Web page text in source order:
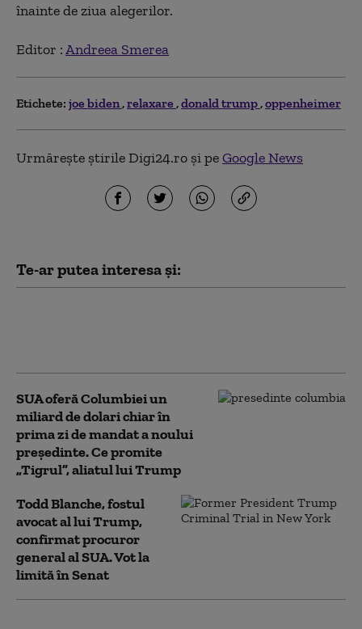
înainte de ziua alegerilor.
Editor :Andreea Smerea
Etichete: joe biden relaxare donald trump oppenheimer
Urmărește știrile Digi24.ro și peGoogle News
Te-ar putea interesa și:
SUA oferă Columbiei un
miliard de dolari chiar în
prima zi de mandat a noului
președinte. Ce promite
„Tigrul”, aliatul lui Trump
Todd Blanche, fostul
avocat al lui Trump,
confirmat procuror
general al SUA. Vot la
limită în Senat